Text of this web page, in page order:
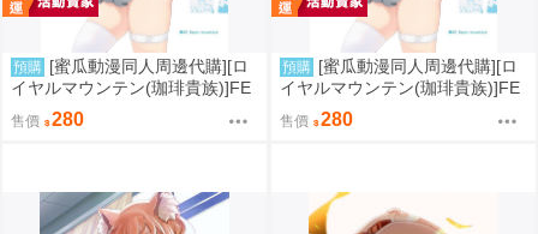
預購 [蜜瓜動漫同人周邊代購][ロ
イヤルマウンテン(珈琲貴族)]FE
TISH ACADEMY【メロン限定
特典付】(同人誌)
售價 280
預購 [蜜瓜動漫同人周邊代購][ロ
イヤルマウンテン(珈琲貴族)]FE
TISH ACADEMY(同人誌)
售價 280